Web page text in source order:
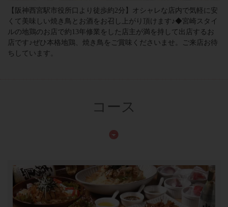
【阪神西宮駅市役所口より徒歩約2分】オシャレな店内で気軽に安
くて美味しい焼き鳥とお酒をお召し上がり頂けます♪◆宮崎スタイ
ルの地鶏のお店で約13年修業をした店主が満を持して出店するお
店です♪ぜひ本格地鶏、焼き鳥をご賞味くださいませ。ご来店お待
ちしています。
コース